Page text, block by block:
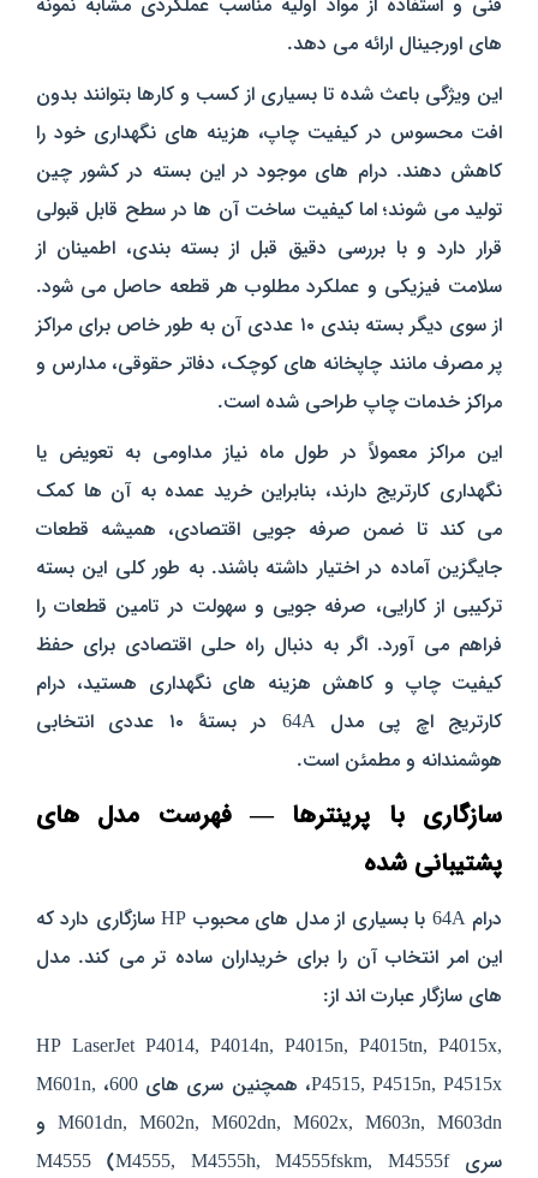
های اورجینال ارائه می‌ دهد.
این ویژگی باعث شده تا بسیاری از کسب‌ و کارها بتوانند بدون
افت محسوس در کیفیت چاپ، هزینه‌ های نگهداری خود را
کاهش دهند. درام‌ های موجود در این بسته در کشور چین
تولید می‌ شوند؛ اما کیفیت ساخت آن‌ ها در سطح قابل‌ قبولی
قرار دارد و با بررسی دقیق قبل از بسته‌ بندی، اطمینان از
سلامت فیزیکی و عملکرد مطلوب هر قطعه حاصل می‌ شود.
از سوی دیگر بسته‌ بندی ۱۰ عددی آن به‌ طور خاص برای مراکز
پر مصرف مانند چاپخانه‌ های کوچک، دفاتر حقوقی، مدارس و
مراکز خدمات چاپ طراحی شده است.
این مراکز معمولاً در طول ماه نیاز مداومی به تعویض یا
نگهداری کارتریج دارند، بنابراین خرید عمده به آن‌ ها کمک
می‌ کند تا ضمن صرفه‌ جویی اقتصادی، همیشه قطعات
جایگزین آماده در اختیار داشته باشند.به‌ طور کلی این بسته
ترکیبی از کارایی، صرفه‌ جویی و سهولت در تامین قطعات را
فراهم می‌ آورد. اگر به‌ دنبال راه‌ حلی اقتصادی برای حفظ
کیفیت چاپ و کاهش هزینه‌ های نگهداری هستید، درام
کارتریج اچ پی مدل 64A در بستهٔ ۱۰ عددی انتخابی
هوشمندانه و مطمئن است.
سازگاری با پرینترها — فهرست مدل‌ های
پشتیبانی‌ شده
درام 64A با بسیاری از مدل‌ های محبوب HP سازگاری دارد که
این امر انتخاب آن را برای خریداران ساده‌ تر می‌ کند. مدل‌
های سازگار عبارت‌ اند از:
HP LaserJet P4014, P4014n, P4015n, P4015tn, P4015x,
P4515, P4515n, P4515x، همچنین سری‌ های 600، M601n,
M601dn, M602n, M602dn, M602x, M603n, M603dn و
سری M4555 (M4555, M4555h, M4555fskm, M4555f